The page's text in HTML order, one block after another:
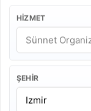
HIZMET
ŞEHIR
konsept
palyaço,
planlanan
salonu, otel
aile
alacağı